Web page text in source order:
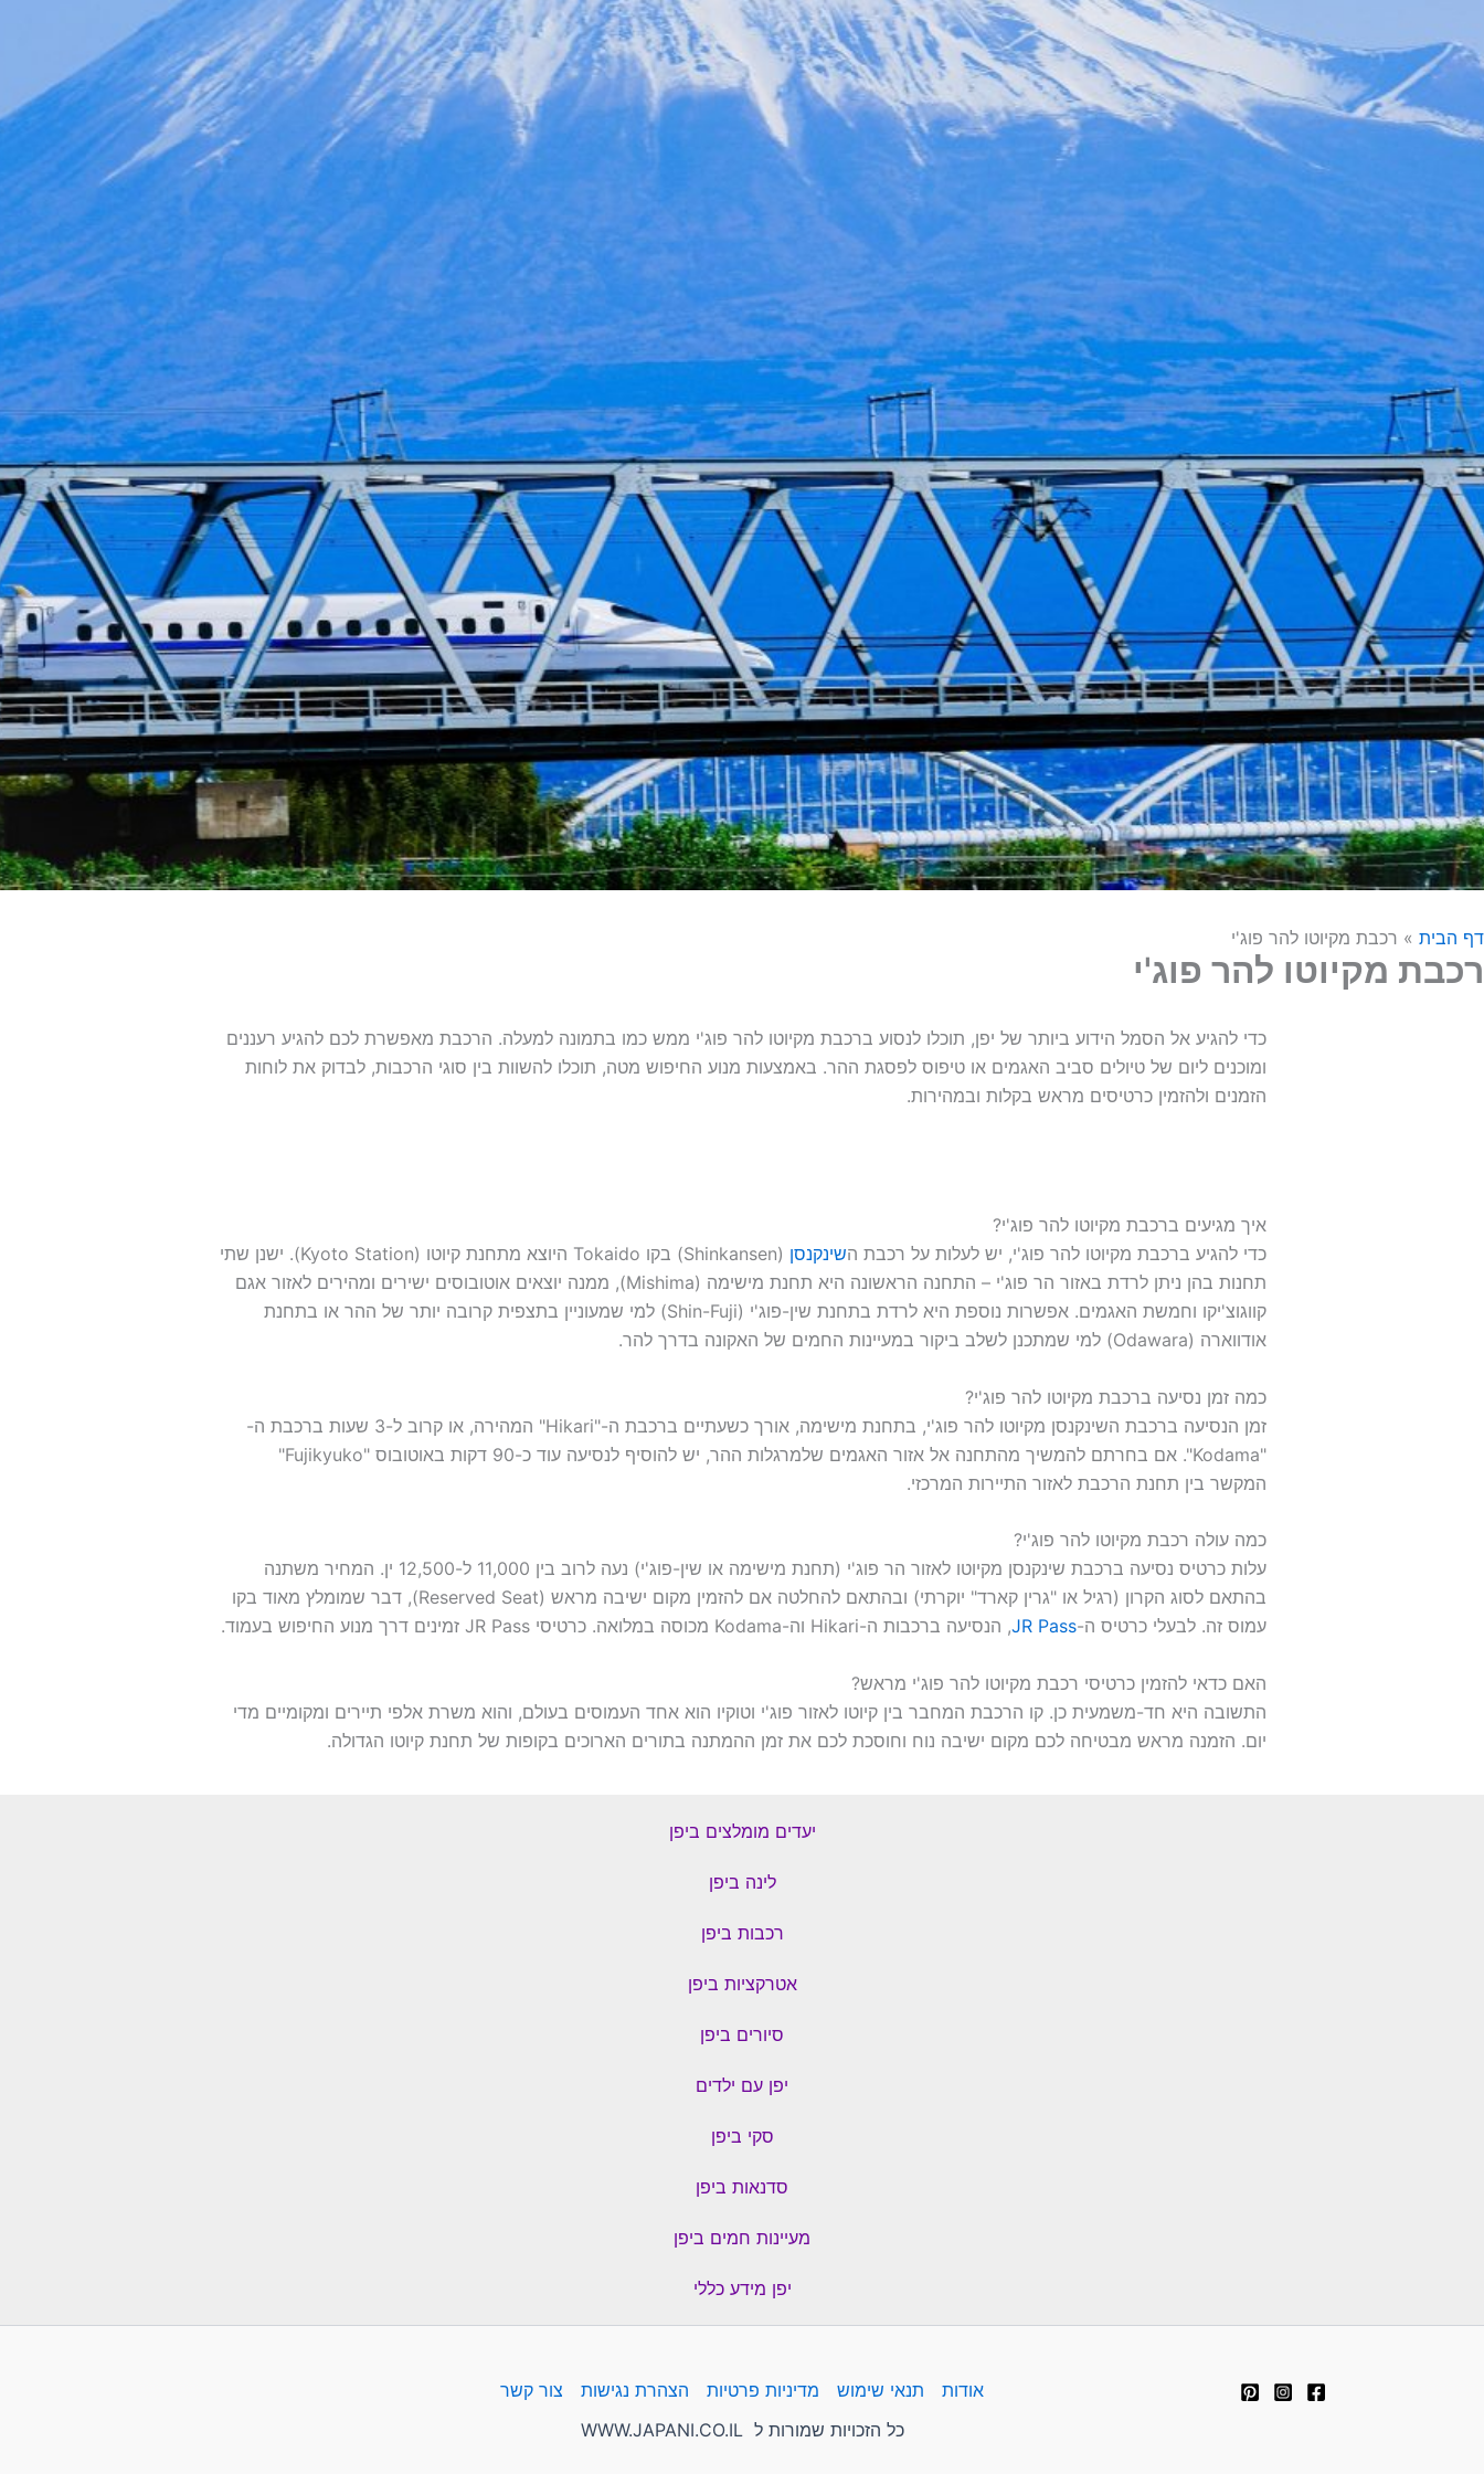
דף הבית » רכבת מקיוטו להר פוג'י
רכבת מקיוטו להר פוג'י
כדי להגיע אל הסמל הידוע ביותר של יפן, תוכלו לנסוע ברכבת מקיוטו להר פוג'י ממש כמו בתמונה למעלה. הרכבת מאפשרת לכם להגיע רעננים
ומוכנים ליום של טיולים סביב האגמים או טיפוס לפסגת ההר. באמצעות מנוע החיפוש מטה, תוכלו להשוות בין סוגי הרכבות, לבדוק את לוחות
הזמנים ולהזמין כרטיסים מראש בקלות ובמהירות.
איך מגיעים ברכבת מקיוטו להר פוג'י?
כדי להגיע ברכבת מקיוטו להר פוג'י, יש לעלות על רכבת השינקנסן
(Shinkansen) בקו Tokaido היוצא מתחנת קיוטו (Kyoto Station). ישנן שתי
תחנות בהן ניתן לרדת באזור הר פוג'י – התחנה הראשונה היא תחנת מישימה (Mishima), ממנה יוצאים אוטובוסים ישירים ומהירים לאזור אגם
קווגוצ'יקו וחמשת האגמים. אפשרות נוספת היא לרדת בתחנת שין-פוג'י (Shin-Fuji) למי שמעוניין בתצפית קרובה יותר של ההר או בתחנת
אודווארה (Odawara) למי שמתכנן לשלב ביקור במעיינות החמים של האקונה בדרך להר.
כמה זמן נסיעה ברכבת מקיוטו להר פוג'י?
זמן הנסיעה ברכבת השינקנסן מקיוטו להר פוג'י, בתחנת מישימה, אורך כשעתיים ברכבת ה-"Hikari" המהירה, או קרוב ל-3 שעות ברכבת ה-
"Kodama". אם בחרתם להמשיך מהתחנה אל אזור האגמים שלמרגלות ההר, יש להוסיף לנסיעה עוד כ-90 דקות באוטובוס "Fujikyuko"
המקשר בין תחנת הרכבת לאזור התיירות המרכזי.
כמה עולה רכבת מקיוטו להר פוג'י?
עלות כרטיס נסיעה ברכבת שינקנסן מקיוטו לאזור הר פוג'י (תחנת מישימה או שין-פוג'י) נעה לרוב בין 11,000 ל-12,500 ין. המחיר משתנה
בהתאם לסוג הקרון (רגיל או "גרין קארד" יוקרתי) ובהתאם להחלטה אם להזמין מקום ישיבה מראש (Reserved Seat), דבר שמומלץ מאוד בקו
עמוס זה. לבעלי כרטיס ה-JR Pass, הנסיעה ברכבות ה-Hikari וה-Kodama מכוסה במלואה. כרטיסי JR Pass זמינים דרך מנוע החיפוש בעמוד.
האם כדאי להזמין כרטיסי רכבת מקיוטו להר פוג'י מראש?
התשובה היא חד-משמעית כן. קו הרכבת המחבר בין קיוטו לאזור פוג'י וטוקיו הוא אחד העמוסים בעולם, והוא משרת אלפי תיירים ומקומיים מדי
יום. הזמנה מראש מבטיחה לכם מקום ישיבה נוח וחוסכת לכם את זמן ההמתנה בתורים הארוכים בקופות של תחנת קיוטו הגדולה.
יעדים מומלצים ביפן
לינה ביפן
רכבות ביפן
אטרקציות ביפן
סיורים ביפן
יפן עם ילדים
סקי ביפן
סדנאות ביפן
מעיינות חמים ביפן
יפן מידע כללי
אודות תנאי שימוש מדיניות פרטיות הצהרת נגישות
צור קשר
כל הזכויות שמורות ל WWW.JAPANI.CO.IL